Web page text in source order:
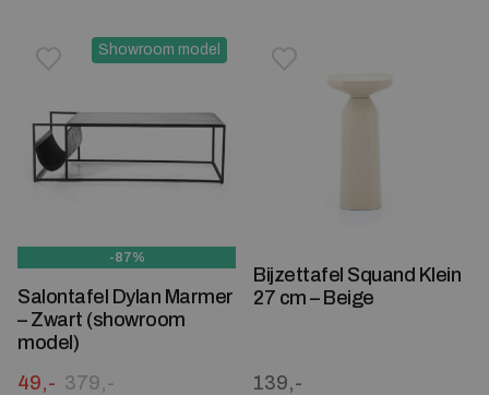
Showroom model
Toevoegen aan verlanglijstje
Verwijderen van verlanglijst
-87%
Salontafel Dylan Marmer
– Zwart (showroom
model)
379,-
Oorspronkelijke prijs was: 379,-.
49,-
Huidige prijs is: 49,-.
Toevoegen aan
Verwijderen van verlanglijst
Bijzettafel Squand Klein
27 cm – Beige
139,-